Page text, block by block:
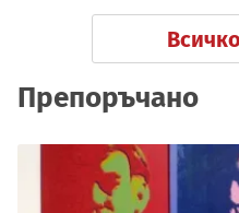
Препоръчано